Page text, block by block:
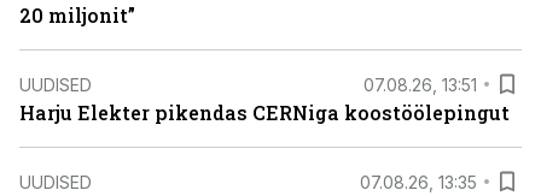
20 miljonit”
UUDISED 07.08.26, 13:51
Harju Elekter pikendas CERNiga koostöölepingut
UUDISED 07.08.26, 13:35